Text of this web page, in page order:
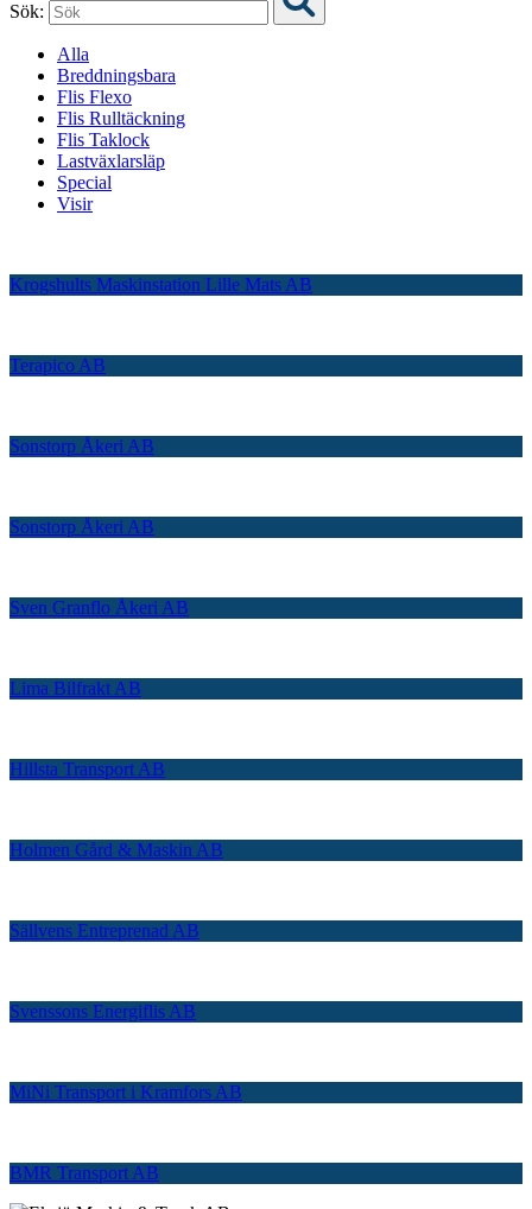
Sök:
Alla
Breddningsbara
Flis Flexo
Flis Rulltäckning
Flis Taklock
Lastväxlarsläp
Special
Visir
Krogshults Maskinstation Lille Mats AB
Terapico AB
Sonstorp Åkeri AB
Sonstorp Åkeri AB
Sven Granflo Åkeri AB
Lima Bilfrakt AB
Hillsta Transport AB
Holmen Gård & Maskin AB
Sällvens Entreprenad AB
Svenssons Energiflis AB
MiNi Transport i Kramfors AB
BMR Transport AB